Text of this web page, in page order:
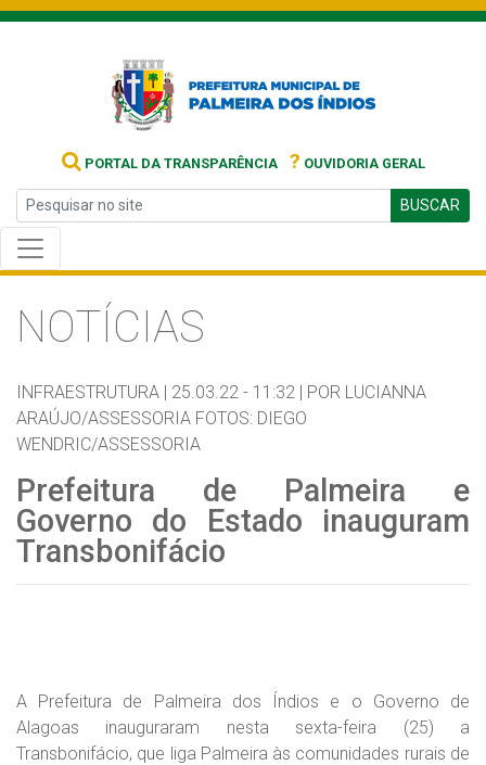
PORTAL DA TRANSPARÊNCIA ? OUVIDORIA GERAL
BUSCAR
NOTÍCIAS
INFRAESTRUTURA | 25.03.22 - 11:32 | POR LUCIANNA
ARAÚJO/ASSESSORIA FOTOS: DIEGO
WENDRIC/ASSESSORIA
Prefeitura de Palmeira e
Governo do Estado inauguram
Transbonifácio
A Prefeitura de Palmeira dos Índios e o Governo de
Alagoas inauguraram nesta sexta-feira (25) a
Transbonifácio, que liga Palmeira às comunidades rurais de